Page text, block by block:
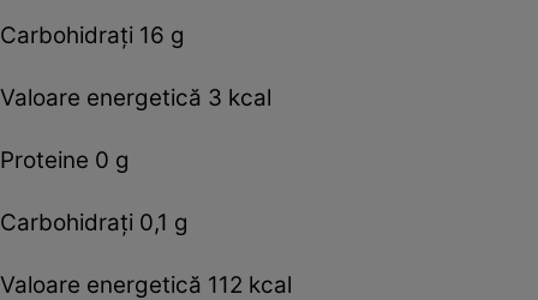
Carbohidraţi 16 g
Valoare energetică 3 kcal
Proteine 0 g
Carbohidraţi 0,1 g
Valoare energetică 112 kcal